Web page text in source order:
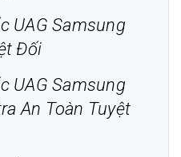
UAG Samsung
Đối
UAG Samsung
An Toàn Tuyệt